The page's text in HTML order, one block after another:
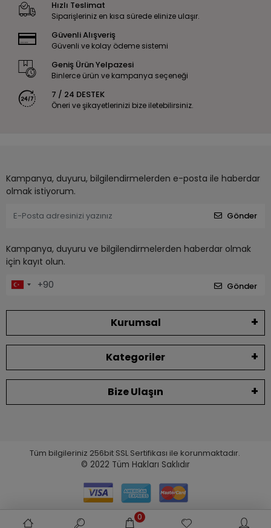
Hızlı Teslimat
Siparişleriniz en kısa sürede elinize ulaşır.
Güvenli Alışveriş
Güvenli ve kolay ödeme sistemi
Geniş Ürün Yelpazesi
Binlerce ürün ve kampanya seçeneği
7 / 24 DESTEK
Öneri ve şikayetlerinizi bize iletebilirsiniz.
Kampanya, duyuru, bilgilendirmelerden e-posta ile haberdar
olmak istiyorum.
Gönder
Kampanya, duyuru ve bilgilendirmelerden haberdar olmak
için kayıt olun.
Gönder
Kurumsal
Kategoriler
Bize Ulaşın
Tüm bilgileriniz 256bit SSL Sertifikası ile korunmaktadır.
© 2022 Tüm Hakları Saklıdır
0